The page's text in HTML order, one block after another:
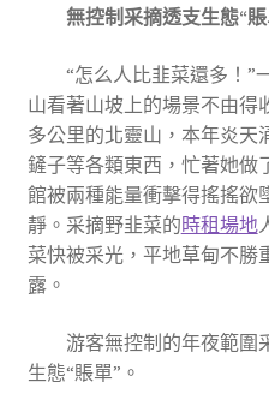
無控制采摘透支生態“賬
“怎么人比韭菜還多！”
山看著山坡上的場景不由得
多公里的北靈山，本年炎天
鏟子等各類東西，忙著她做
館被兩種能量衝擊得搖搖欲
靜。采摘野韭菜的時租場地
菜快被采光，平地草甸不勝
露。
游客無控制的年夜範圍
生態“賬單”。